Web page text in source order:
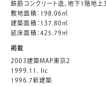
鉄筋コンクリート造、地下1階地上
敷地面積：198.06㎡
建築面積：137.80㎡
延床面積：425.79㎡
掲載
2003建築MAP東京2
1999.11. Iic
1996.7新建築